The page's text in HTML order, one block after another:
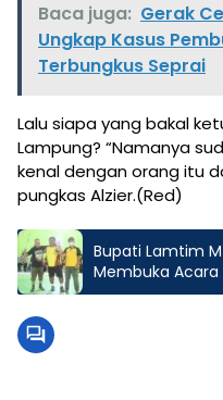
Baca juga: Gerak
Ungkap Kasus
Terbungkus Seprai
Lalu siapa yang bakal
Lampung? “Namanya
kenal dengan orang itu
pungkas Alzier.(Red)
Bupati Lamtim
Membuka Acara Open Turnamen
Badminton